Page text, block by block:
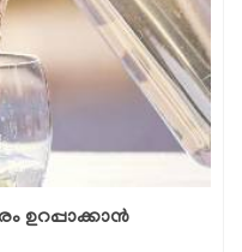
ഉറപ്പാക്കാന്‍